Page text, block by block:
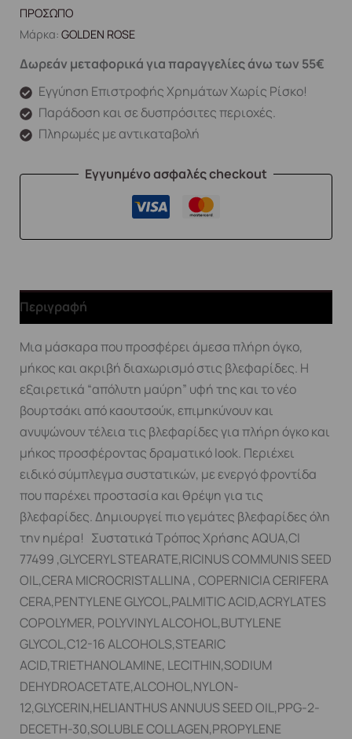
ΠΡΟΣΩΠΟ
Μάρκα: GOLDEN ROSE
Δωρεάν μεταφορικά για παραγγελίες άνω των 55€
Εγγύηση Επιστροφής Χρημάτων Χωρίς Ρίσκο!
Παράδοση και σε δυσπρόσιτες περιοχές.
Πληρωμές με αντικαταβολή
Εγγυημένο ασφαλές checkout
Περιγραφή
Μια μάσκαρα που προσφέρει άμεσα πλήρη όγκο,
μήκος και ακριβή διαχωρισμό στις βλεφαρίδες. Η
εξαιρετικά “απόλυτη μαύρη” υφή της και το νέο
βουρτσάκι από καουτσούκ, επιμηκύνουν και
ανυψώνουν τέλεια τις βλεφαρίδες για πλήρη όγκο και
μήκος προσφέροντας δραματικό look. Περιέχει
ειδικό σύμπλεγμα συστατικών, με ενεργό φροντίδα
που παρέχει προστασία και θρέψη για τις
βλεφαρίδες. Δημιουργεί πιο γεμάτες βλεφαρίδες όλη
την ημέρα! Συστατικά Τρόπος Χρήσης AQUA,CI
77499 ,GLYCERYL STEARATE,RICINUS COMMUNIS SEED
OIL,CERA MICROCRISTALLINA , COPERNICIA CERIFERA
CERA,PENTYLENE GLYCOL,PALMITIC ACID,ACRYLATES
COPOLYMER, POLYVINYL ALCOHOL,BUTYLENE
GLYCOL,C12-16 ALCOHOLS,STEARIC
ACID,TRIETHANOLAMINE, LECITHIN,SODIUM
DEHYDROACETATE,ALCOHOL,NYLON-
12,GLYCERIN,HELIANTHUS ANNUUS SEED OIL,PPG-2-
DECETH-30,SOLUBLE COLLAGEN,PROPYLENE